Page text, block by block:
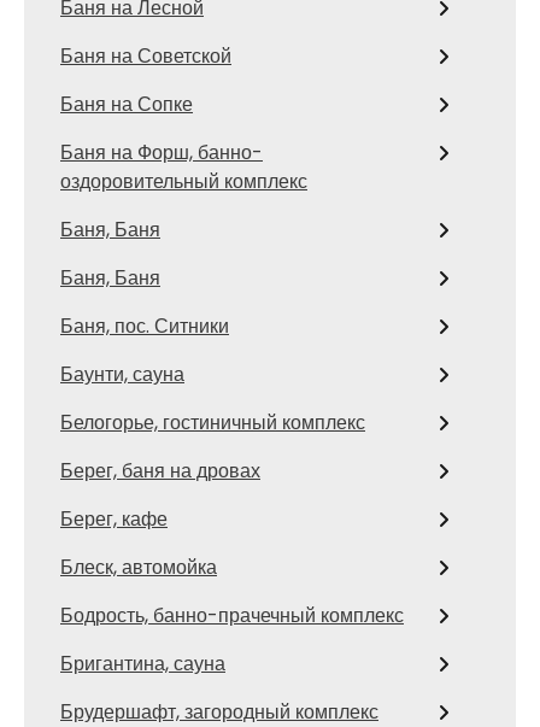
Баня на Лесной
Баня на Советской
Баня на Сопке
Баня на Форш, банно-
оздоровительный комплекс
Баня, Баня
Баня, Баня
Баня, пос. Ситники
Баунти, сауна
Белогорье, гостиничный комплекс
Берег, баня на дровах
Берег, кафе
Блеск, автомойка
Бодрость, банно-прачечный комплекс
Бригантина, сауна
Брудершафт, загородный комплекс